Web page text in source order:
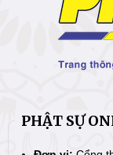
PHẬT SỰ